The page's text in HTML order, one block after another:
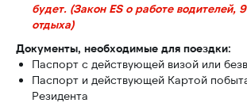
будет. (Закон ES о работе водителей,
отдыха)
Документы, необходимые для поездки:
Паспорт с действующей визой или
Паспорт и действующей Картой
Резидента
Информация:
Важная информация
Контакты
Скидки